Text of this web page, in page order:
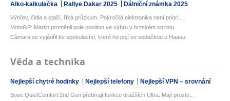
Alko-kalkulačka Rallye Dakar 2025 Dálniční známka 2025
Výhřev, čidla a stačí, říká průzkum. Pokročilá elektronika není priori...
MotoGP: Martin proměnil pole position ve výhru v britském sprintu
Câmara se vyjádřil ke spekulacím, které ho pojí se sedačkou u Haasu
Věda a technika
Nejlepší chytré hodinky Nejlepší telefony Nejlepší VPN – srovnání
Bose QuietComfort 2nd Gen přebírají funkce dražších Ultra. Mají prosto...